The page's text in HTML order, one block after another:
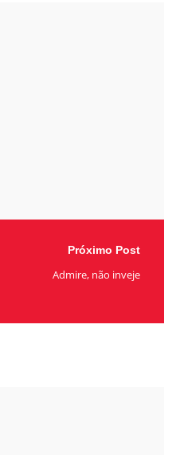
Próximo Post
Admire, não inveje